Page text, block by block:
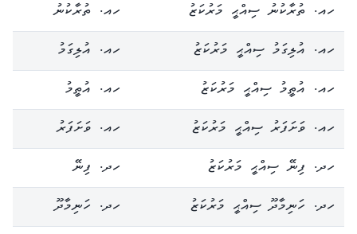
ހއ. ތުރާކުނު ސިއްޙީ މަރުކަޒު
ހއ. ތުރާކުނު
ހއ. އުލިގަމު ސިއްޙީ މަރުކަޒު
ހއ. އުލިގަމު
ހއ. އުތީމު ސިއްޙީ މަރުކަޒު
ހއ. އުތީމު
ހއ. ވަށަފަރު ސިއްޙީ މަރުކަޒު
ހއ. ވަށަފަރު
ހދ. ފިނޭ ސިއްޙީ މަރުކަޒު
ހދ. ފިނޭ
ހދ. ހަނިމާދޫ ސިއްޙީ މަރުކަޒު
ހދ. ހަނިމާދޫ